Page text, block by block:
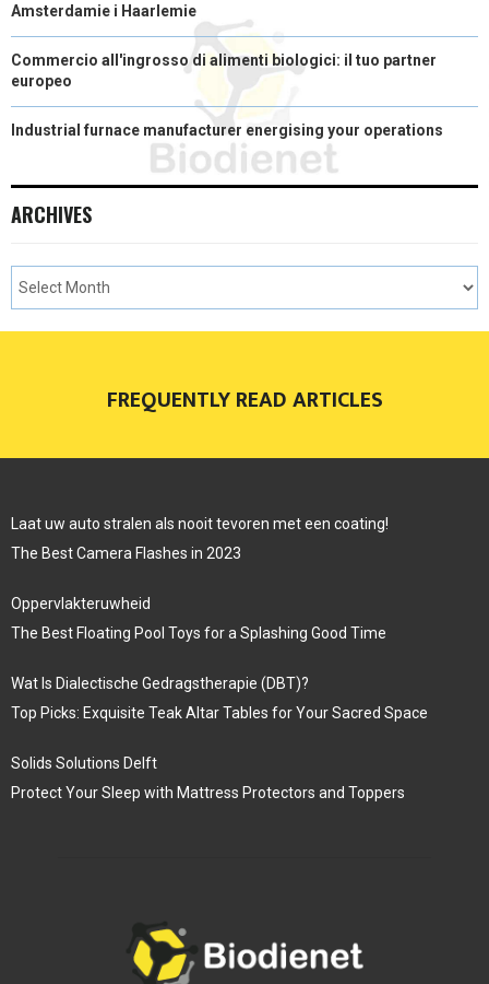
Amsterdamie i Haarlemie
Commercio all'ingrosso di alimenti biologici: il tuo partner
europeo
Industrial furnace manufacturer energising your operations
ARCHIVES
FREQUENTLY READ ARTICLES
Laat uw auto stralen als nooit tevoren met een coating!
The Best Camera Flashes in 2023
Oppervlakteruwheid
The Best Floating Pool Toys for a Splashing Good Time
Wat Is Dialectische Gedragstherapie (DBT)?
Top Picks: Exquisite Teak Altar Tables for Your Sacred Space
Solids Solutions Delft
Protect Your Sleep with Mattress Protectors and Toppers